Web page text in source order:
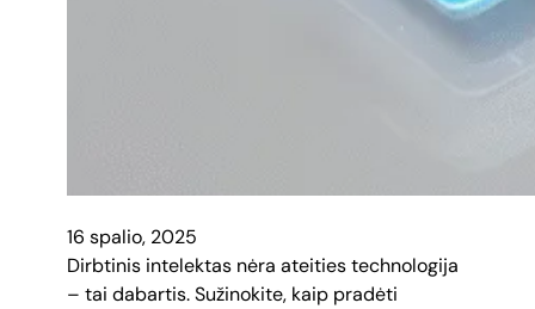
16 spalio, 2025
Dirbtinis intelektas nėra ateities technologija
– tai dabartis. Sužinokite, kaip pradėti